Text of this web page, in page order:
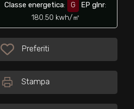
Classe energetica: G EP glnr:
180.50 kwh/㎡
Preferiti: Cod. 34230
Preferiti
Stampa